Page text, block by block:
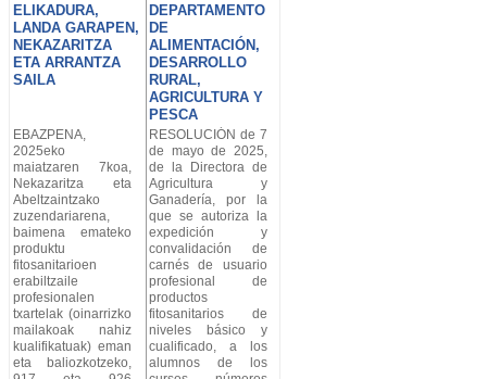
ELIKADURA,
LANDA GARAPEN,
NEKAZARITZA
ETA ARRANTZA
SAILA
DEPARTAMENTO
DE
ALIMENTACIÓN,
DESARROLLO
RURAL,
AGRICULTURA Y
PESCA
EBAZPENA,
2025eko
maiatzaren 7koa,
Nekazaritza eta
Abeltzaintzako
zuzendariarena,
baimena emateko
produktu
fitosanitarioen
erabiltzaile
profesionalen
txartelak (oinarrizko
mailakoak nahiz
kualifikatuak) eman
eta baliozkotzeko,
RESOLUCIÓN de 7
de mayo de 2025,
de la Directora de
Agricultura y
Ganadería, por la
que se autoriza la
expedición y
convalidación de
carnés de usuario
profesional de
productos
fitosanitarios de
niveles básico y
cualificado, a los
alumnos de los